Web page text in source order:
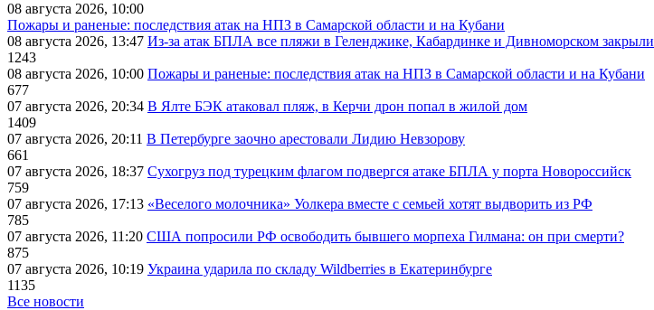
08 августа 2026, 10:00
Пожары и раненые: последствия атак на НПЗ в Самарской области и на Кубани
08 августа 2026, 13:47 Из-за атак БПЛА все пляжи в Геленджике, Кабардинке и Дивноморском закрыли
1243
08 августа 2026, 10:00 Пожары и раненые: последствия атак на НПЗ в Самарской области и на Кубани
677
07 августа 2026, 20:34 В Ялте БЭК атаковал пляж, в Керчи дрон попал в жилой дом
1409
07 августа 2026, 20:11 В Петербурге заочно арестовали Лидию Невзорову
661
07 августа 2026, 18:37 Сухогруз под турецким флагом подвергся атаке БПЛА у порта Новороссийск
759
07 августа 2026, 17:13 «Веселого молочника» Уолкера вместе с семьей хотят выдворить из РФ
785
07 августа 2026, 11:20 США попросили РФ освободить бывшего морпеха Гилмана: он при смерти?
875
07 августа 2026, 10:19 Украина ударила по складу Wildberries в Екатеринбурге
1135
Все новости